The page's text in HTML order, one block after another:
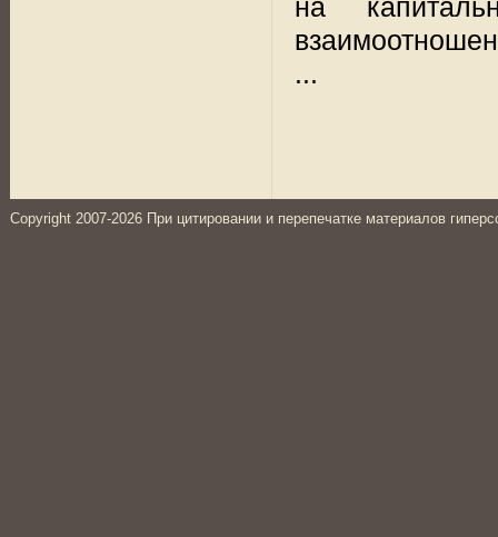
на
...
Copyright 2007-2026 При цитировании и перепечатке материалов